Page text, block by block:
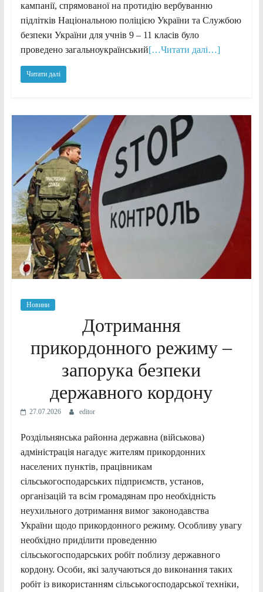
кампанії, спрямованої на протидію вербуванню
підлітків Національною поліцією України та Службою
безпеки України для учнів 9 – 11 класів було
проведено загальноукраїнський[…Читати далі…]
Читати далі
Новини
Дотримання
прикордонного режиму –
запорука безпеки
державного кордону
27.07.2026 editor
Роздільнянська районна державна (військова)
адміністрація нагадує жителям прикордонних
населених пунктів, працівникам
сільськогосподарських підприємств, установ,
організацій та всім громадянам про необхідність
неухильного дотримання вимог законодавства
України щодо прикордонного режиму. Особливу увагу
необхідно приділити проведенню
сільськогосподарських робіт поблизу державного
кордону. Особи, які залучаються до виконання таких
робіт із використанням сільськогосподарської техніки,